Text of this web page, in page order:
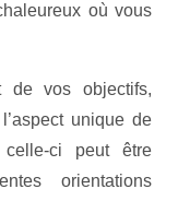
où vous
de vos objectifs,
unique de
ci peut être
orientations